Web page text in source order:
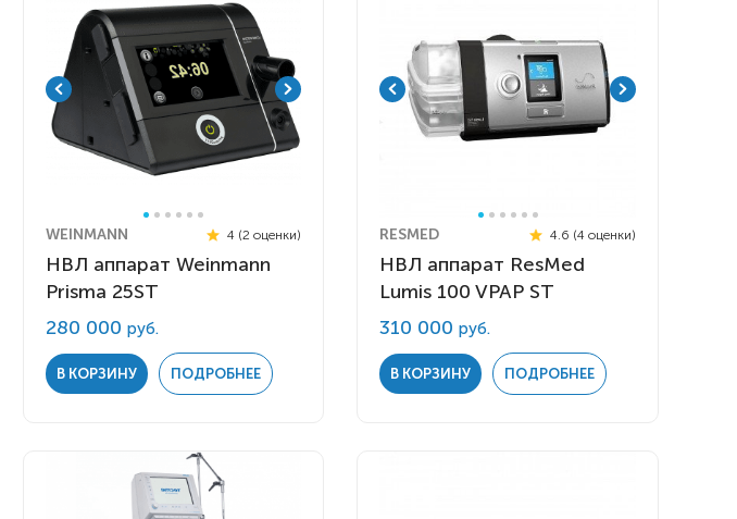
WEINMANN 4 (2 оценки)
НВЛ аппарат Weinmann
Prisma 25ST
280 000 руб.
В КОРЗИНУ ПОДРОБНЕЕ
RESMED 4.6 (4 оценки)
НВЛ аппарат ResMed
Lumis 100 VPAP ST
310 000руб.
В КОРЗИНУ ПОДРОБНЕЕ